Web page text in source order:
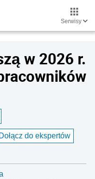
Serwisy
w 2026 r.
Dołącz do ekspertów